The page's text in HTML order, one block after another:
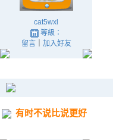
cat5wxl
等級：
留言｜ 加入好友
有时不说比说更好